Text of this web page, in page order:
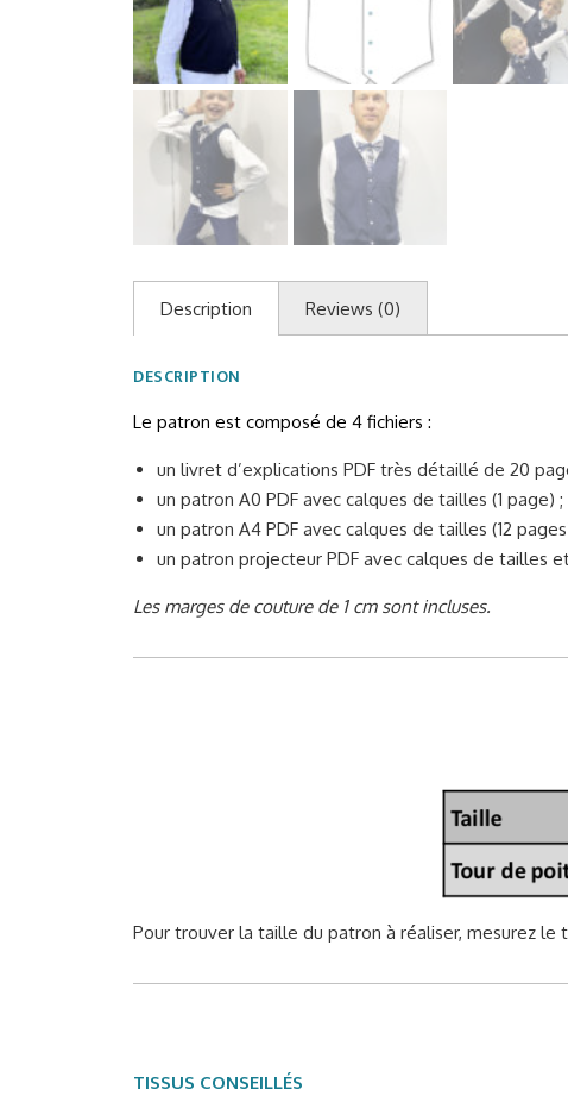
Description Reviews (0)
DESCRIPTION
Le patron est composé de 4 fichiers :
un livret d’explications PDF très détaillé de 20
un patron A0 PDF avec calques de tailles (1 page) ;
un patron A4 PDF avec calques de tailles (12
un patron projecteur PDF avec calques de tailles
Les marges de couture de 1 cm sont incluses.
Pour trouver la taille du patron à réaliser, mesurez
TISSUS CONSEILLÉS